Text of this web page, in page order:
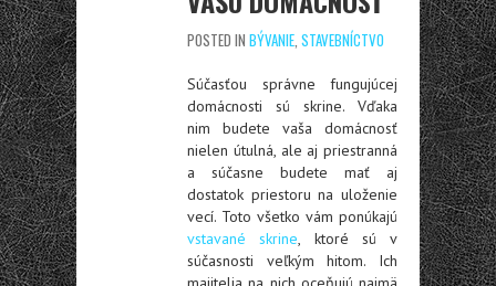
POSTED IN BÝVANIE, STAVEBNÍCTVO
Súčasťou správne fungujúcej
domácnosti sú skrine. Vďaka
nim budete vaša domácnosť
nielen útulná, ale aj priestranná
a súčasne budete mať aj
dostatok priestoru na uloženie
vecí. Toto všetko vám ponúkajú
vstavané skrine, ktoré sú v
súčasnosti veľkým hitom. Ich